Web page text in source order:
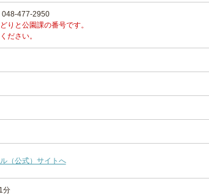
048-477-2950
りと公園課の番号です。
ださい。
（公式）サイトへ
分